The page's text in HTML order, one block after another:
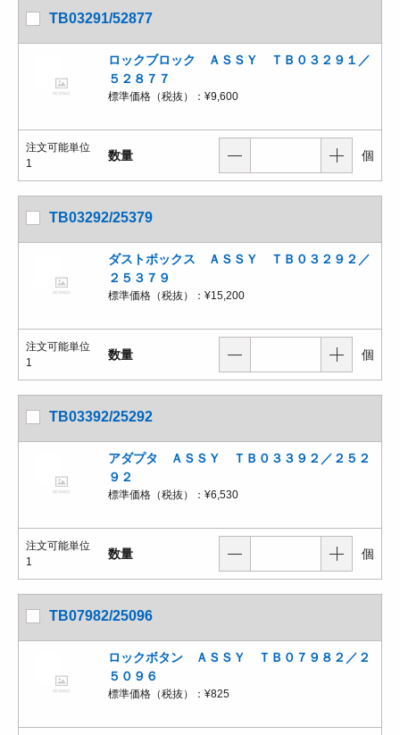
TB03291/52877
ロックブロック ＡＳＳＹ ＴＢ０３２９１／
５２８７７
標準価格（税抜）： ¥9,600
注文可能単位
1
数量 個
TB03292/25379
ダストボックス ＡＳＳＹ ＴＢ０３２９２／
２５３７９
標準価格（税抜）： ¥15,200
注文可能単位
1
数量 個
TB03392/25292
アダプタ ＡＳＳＹ ＴＢ０３３９２／２５２
９２
標準価格（税抜）： ¥6,530
注文可能単位
1
数量 個
TB07982/25096
ロックボタン ＡＳＳＹ ＴＢ０７９８２／２
５０９６
標準価格（税抜）： ¥825